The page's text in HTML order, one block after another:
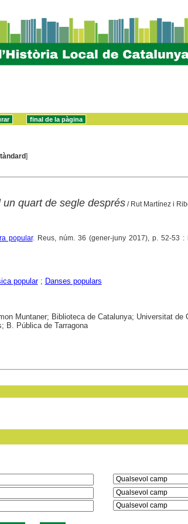
]
quart de segle després/ Rut Martínez i
popular. Reus, núm. 36 (gener-juny 2017), p. 52-53 :
popular; Danses populars
Muntaner; Biblioteca de Catalunya; Universitat de
B. Pública de Tarragona